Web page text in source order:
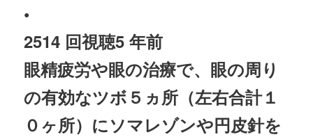
•
2514 回視聴5 年前
眼精疲労や眼の治療で、眼の周り
の有効なツボ５ヵ所（左右合計１
０ヶ所）にソマレゾンや円皮針を